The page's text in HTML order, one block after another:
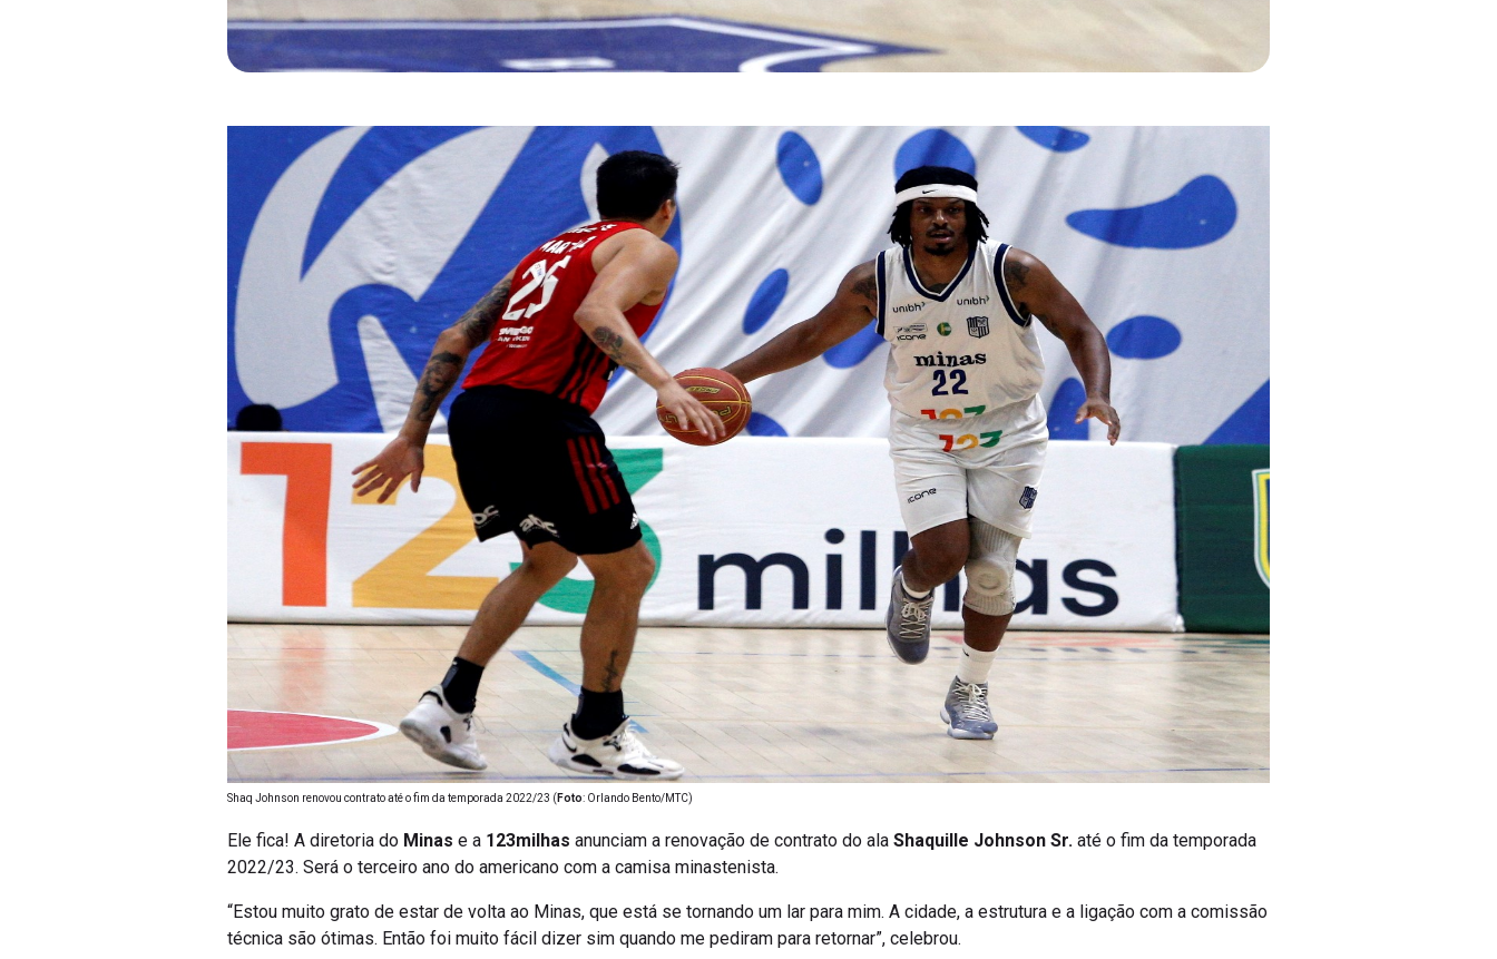
Shaq Johnson renovou contrato até o fim da temporada 2022/23 (Foto: Orlando Bento/MTC)
Ele fica! A diretoria do Minas e a 123milhas anunciam a renovação de contrato do ala Shaquille Johnson Sr. até o fim da temporada
2022/23. Será o terceiro ano do americano com a camisa minastenista.
“Estou muito grato de estar de volta ao Minas, que está se tornando um lar para mim. A cidade, a estrutura e a ligação com a comissão
técnica são ótimas. Então foi muito fácil dizer sim quando me pediram para retornar”, celebrou.